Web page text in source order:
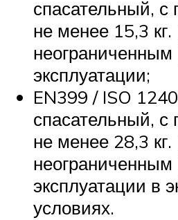
спасательный, с
не менее 15,3
эксплуатации;
EN399 / ISO
спасательный, с
не менее 28,3
эксплуатации в
условиях.